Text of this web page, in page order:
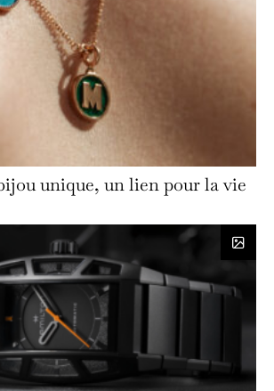
unique, un lien pour la vie